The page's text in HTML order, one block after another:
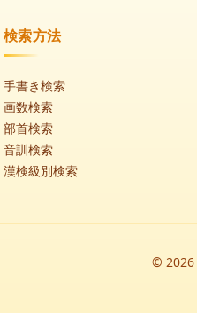
検索方法
手書き検索
画数検索
部首検索
音訓検索
漢検級別検索
© 2026